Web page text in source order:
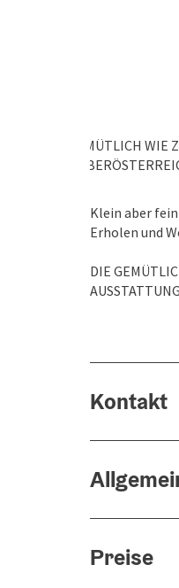
EMÜTLICH
Klein aber
Erholen und
DIE
Kontakt
Preise